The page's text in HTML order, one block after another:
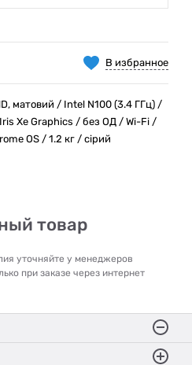
В избранное
матовий / Intel N100 (3.4 ГГц) /
Xe Graphics / без ОД / Wi-Fi /
OS / 1.2 кг / сірий
товар
уточняйте у менеджеров
при заказе через интернет